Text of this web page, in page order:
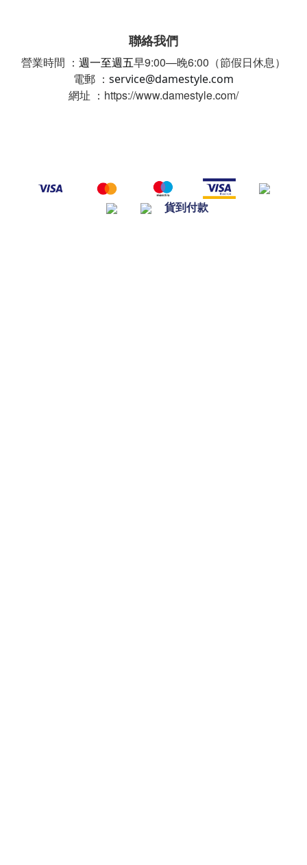
聯絡我們
營業時間 ： 週一至週五早9:00—晚6:00（節假日休息）
電郵 ： service@damestyle.com
網址 ：https://www.damestyle.com/
貨到付款